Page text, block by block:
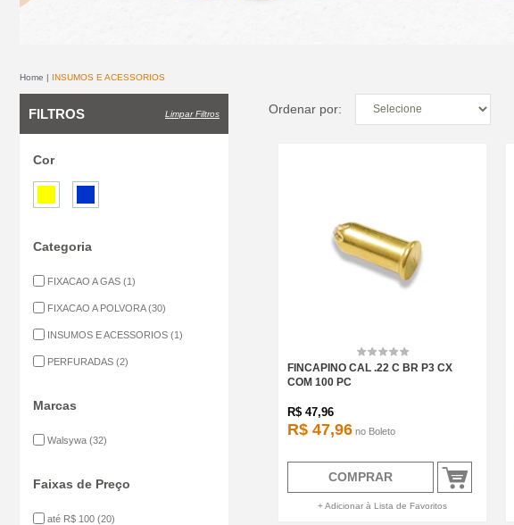
Home INSUMOS E ACESSORIOS
FILTROS Limpar Filtros
Cor
Categoria
FIXACAO A GAS (1)
FIXACAO A POLVORA(30)
INSUMOS E ACESSORIOS (1)
PERFURADAS (2)
Marcas
Walsywa (32)
Faixas de Preço
até R$ 100 (20)
Ordenar por:
FINCAPINO CAL .22 C BR P3 CX
COM 100 PC
R$ 47,96
R$ 47,96 no Boleto
COMPRAR
+ Adicionar à Lista de Favoritos